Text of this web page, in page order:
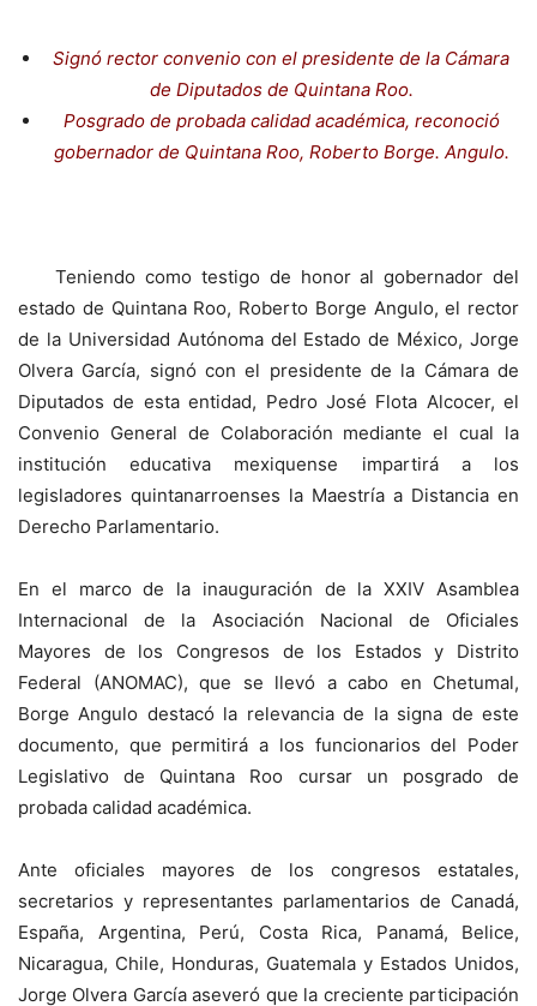
Signó rector convenio con el presidente de la Cámara
de Diputados de Quintana Roo.
Posgrado de probada calidad académica, reconoció
gobernador de Quintana Roo, Roberto Borge. Angulo.
Teniendo como testigo de honor al gobernador del
estado de Quintana Roo, Roberto Borge Angulo, el rector
de la Universidad Autónoma del Estado de México, Jorge
Olvera García, signó con el presidente de la Cámara de
Diputados de esta entidad, Pedro José Flota Alcocer, el
Convenio General de Colaboración mediante el cual la
institución educativa mexiquense impartirá a los
legisladores quintanarroenses la Maestría a Distancia en
Derecho Parlamentario.
En el marco de la inauguración de la XXIV Asamblea
Internacional de la Asociación Nacional de Oficiales
Mayores de los Congresos de los Estados y Distrito
Federal (ANOMAC), que se llevó a cabo en Chetumal,
Borge Angulo destacó la relevancia de la signa de este
documento, que permitirá a los funcionarios del Poder
Legislativo de Quintana Roo cursar un posgrado de
probada calidad académica.
Ante oficiales mayores de los congresos estatales,
secretarios y representantes parlamentarios de Canadá,
España, Argentina, Perú, Costa Rica, Panamá, Belice,
Nicaragua, Chile, Honduras, Guatemala y Estados Unidos,
Jorge Olvera García aseveró que la creciente participación